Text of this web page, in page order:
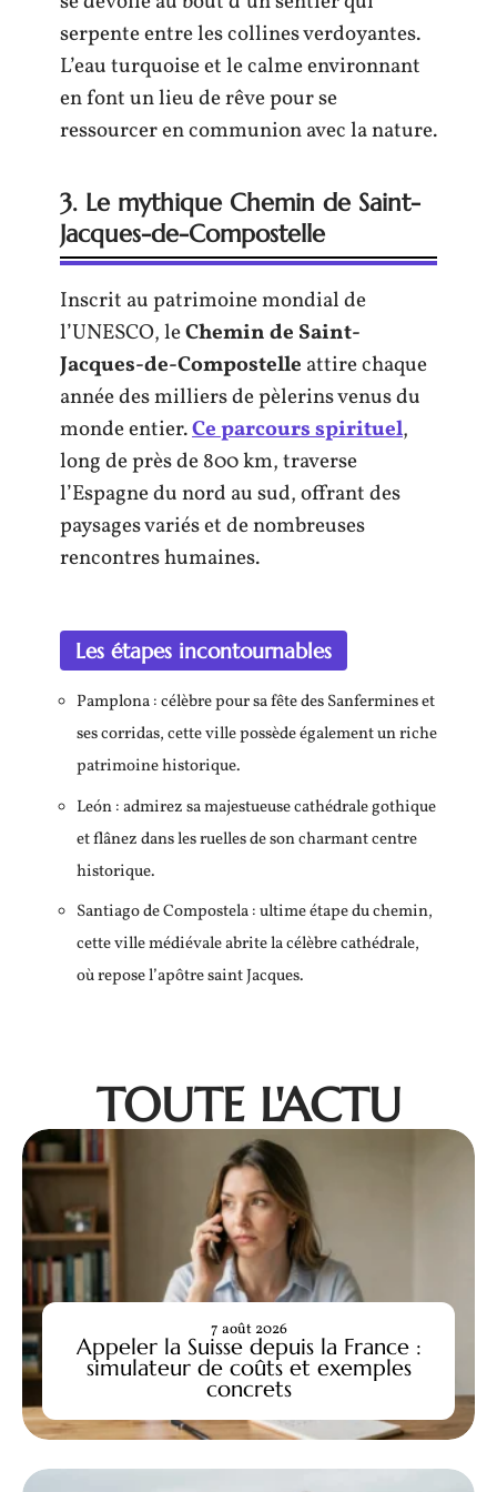
serpente entre les collines verdoyantes.
L’eau turquoise et le calme environnant
en font un lieu de rêve pour se
ressourcer en communion avec la nature.
3. Le mythique Chemin de Saint-
Jacques-de-Compostelle
Inscrit au patrimoine mondial de
l’UNESCO, leChemin de Saint-
Jacques-de-Compostelle attire chaque
année des milliers de pèlerins venus du
monde entier.Ce parcours spirituel,
long de près de 800 km, traverse
l’Espagne du nord au sud, offrant des
paysages variés et de nombreuses
rencontres humaines.
Les étapes incontournables
Pamplona : célèbre pour sa fête des Sanfermines et
ses corridas, cette ville possède également un riche
patrimoine historique.
León : admirez sa majestueuse cathédrale gothique
et flânez dans les ruelles de son charmant centre
historique.
Santiago de Compostela : ultime étape du chemin,
cette ville médiévale abrite la célèbre cathédrale,
où repose l’apôtre saint Jacques.
TOUTE L'ACTU
Appeler la Suisse depuis la France :
simulateur de coûts et exemples
concrets
7 août 2026